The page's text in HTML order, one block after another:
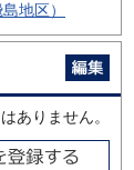
地区）
ありません。